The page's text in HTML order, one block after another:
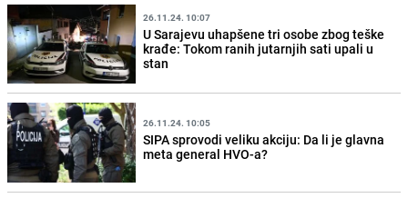
26.11.24. 10:07
U Sarajevu uhapšene tri osobe zbog teške
krađe: Tokom ranih jutarnjih sati upali u
stan
26.11.24. 10:05
SIPA sprovodi veliku akciju: Da li je glavna
meta general HVO-a?